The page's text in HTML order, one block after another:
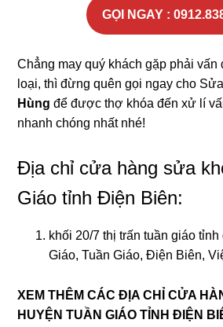
GỌI NGAY :
Chẳng may quý khách gặp phải vấn
loại, thì đừng quên gọi ngay cho
Hùngđể được thợ khóa đến xử lí
nhanh chóng nhất nhé!
Địa chỉ cửa hàng sửa
Giáo tỉnh Điện Biên:
khối 20/7 thị trấn tuần giáo tỉnh
Giáo, Tuần Giáo, Điện Biên,
XEM THÊM CÁC ĐỊA CHỈ CỬA
HUYỆN TUẦN GIÁO TỈNH ĐIỆN